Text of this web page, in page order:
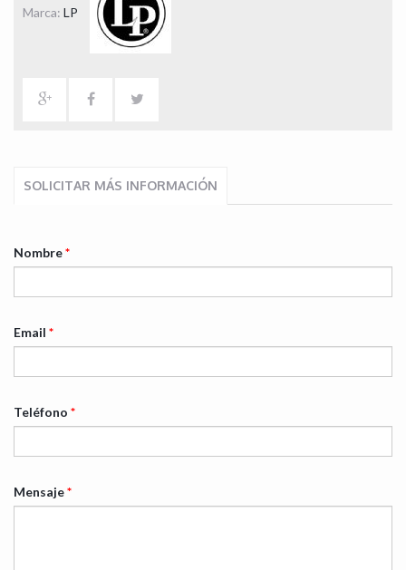
Marca: LP
SOLICITAR MÁS INFORMACIÓN
Nombre*
Email *
Teléfono *
Mensaje*